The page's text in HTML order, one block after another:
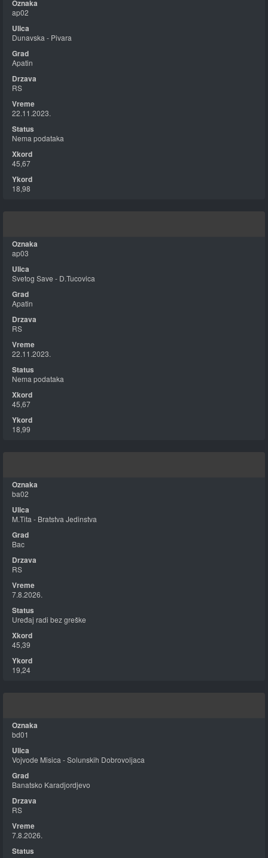
ap02
Dunavska - Pivara
Apatin
RS
22.11.2023.
Nema podataka
45,67
18,98
ap03
Svetog Save - D.Tucovica
Apatin
RS
22.11.2023.
Nema podataka
45,67
18,99
ba02
M.Tita - Bratstva Jedinstva
Bac
RS
7.8.2026.
Uređaj radi bez greške
45,39
19,24
bd01
Vojvode Misica - Solunskih Dobrovoljaca
Banatsko Karadjordjevo
RS
7.8.2026.